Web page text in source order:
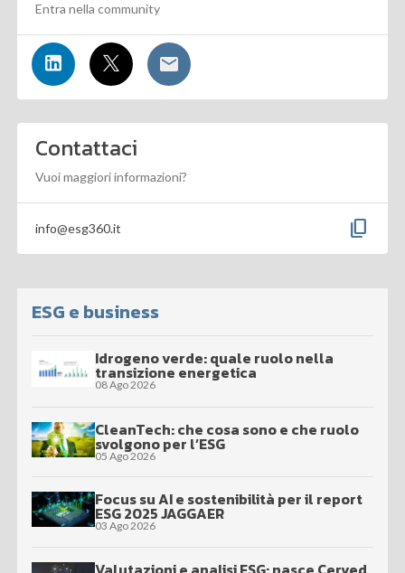
Entra nella community
Contattaci
Vuoi maggiori informazioni?
info@esg360.it content_copy
ESG e business
Idrogeno verde: quale ruolo nella
transizione energetica
08 Ago 2026
CleanTech: che cosa sono e che ruolo
svolgono per l’ESG
05 Ago 2026
Focus su AI e sostenibilità per il report
ESG 2025 JAGGAER
03 Ago 2026